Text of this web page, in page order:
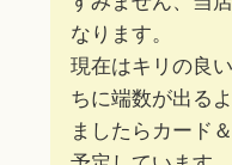
なります。
現在はキリの良
ちに端数が出る
ましたらカード